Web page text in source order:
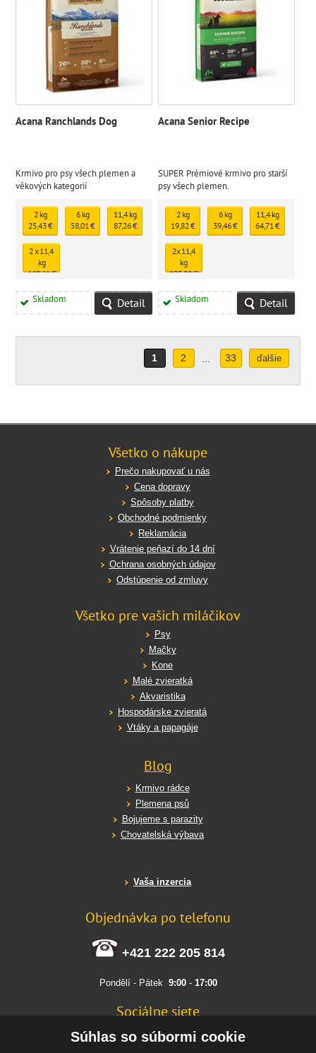
Acana Ranchlands Dog
Krmivo pro psy všech plemen a
věkových kategorií
2 kg
25,43 €
6 kg
58,01 €
11,4 kg
87,26 €
2 x 11,4
kg
169,61 €
Skladom Detail
Acana Senior Recipe
SUPER Prémiové krmivo pro starší
psy všech plemen.
2 kg
19,82 €
6 kg
39,46 €
11,4 kg
64,71 €
2x 11,4
kg
125,22 €
Skladom Detail
1 2 33 ďalšie
Všetko o nákupe
Prečo nakupovať u nás
Cena dopravy
Spôsoby platby
Obchodné podmienky
Reklamácia
Vrátenie peňazí do 14 dní
Ochrana osobných údajov
Odstúpenie od zmluvy
Všetko pre vašich miláčikov
Psy
Mačky
Kone
Malé zvieratká
Akvaristika
Hospodárske zvieratá
Vtáky a papagáje
Blog
Krmivo rádce
Plemena psů
Bojujeme s parazity
Chovatelská výbava
Vaša inzercia
Objednávka po telefonu
+421 222 205 814
Pondělí - Pátek 9:00- 17:00
Sociálne siete
FACEBOOK
Súhlas so súbormi cookie